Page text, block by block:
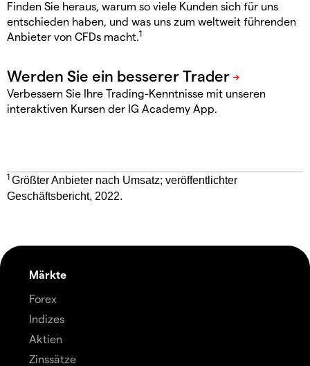
Finden Sie heraus, warum so viele Kunden sich für uns
entschieden haben, und was uns zum weltweit führenden
Anbieter von CFDs macht.1
Verbessern Sie Ihre Trading-Kenntnisse mit unseren
interaktiven Kursen der IG Academy App.
1 Größter Anbieter nach Umsatz; veröffentlichter
Geschäftsbericht, 2022.
Märkte
Forex
Indizes
Aktien
Zinssätze